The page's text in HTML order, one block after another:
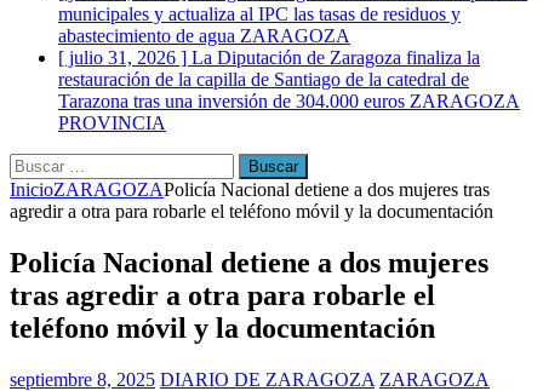
municipales y actualiza al IPC las tasas de residuos y
abastecimiento de agua ZARAGOZA
[ julio 31, 2026 ] La Diputación de Zaragoza finaliza la
restauración de la capilla de Santiago de la catedral de
Tarazona tras una inversión de 304.000 euros ZARAGOZA
PROVINCIA
Buscar:
InicioZARAGOZAPolicía Nacional detiene a dos mujeres tras
agredir a otra para robarle el teléfono móvil y la documentación
Policía Nacional detiene a dos mujeres
tras agredir a otra para robarle el
teléfono móvil y la documentación
septiembre 8, 2025 DIARIO DE ZARAGOZA ZARAGOZA